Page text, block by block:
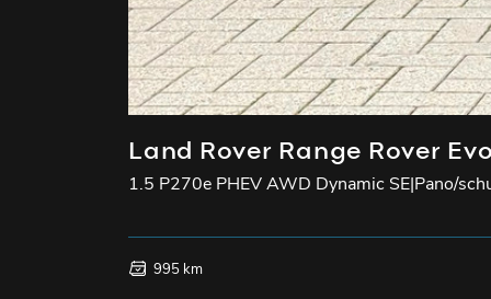
Land Rover Range Rover
1.5 P270e PHEV AWD Dynamic SE|Pano/
995 km